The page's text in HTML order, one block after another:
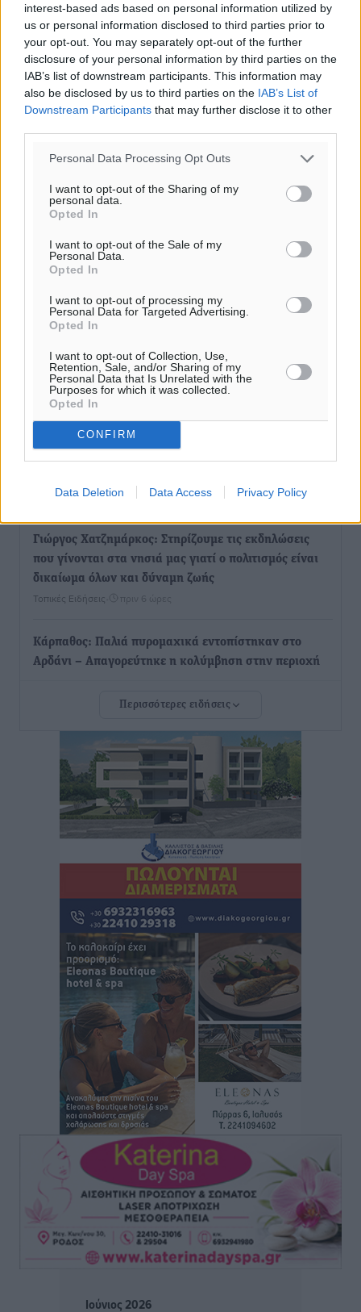
interest-based ads based on personal information utilized by
us or personal information disclosed to third parties prior to
your opt-out. You may separately opt-out of the further
disclosure of your personal information by third parties on the
IAB’s list of downstream participants. This information may
also be disclosed by us to third parties on the IAB’s List of
Downstream Participants that may further disclose it to other
Personal Data Processing Opt Outs
I want to opt-out of the Sharing of my
personal data.
Opted In
I want to opt-out of the Sale of my
Personal Data.
Opted In
I want to opt-out of processing my
Personal Data for Targeted Advertising.
Opted In
I want to opt-out of Collection, Use,
Retention, Sale, and/or Sharing of my
Personal Data that Is Unrelated with the
Purposes for which it was collected.
Opted In
CONFIRM
Data Deletion Data Access Privacy Policy
Ροή ειδήσεων
Έφυγε από τη ζωή ο επί σειρά ετών εφημέριος στον
ιερό Ναό του Αγίου Νικολάου Παστίδας Μιχαήλ
Καψάλης
Αποκαλυπτήρια για την «Ατζέντα 2030» από το βήμα
Ειδήσεις• πριν 4 ώρες
Από την παράδοση της Ρόδου στα ερευνητικά
εργαστήρια: Το μελεκούνι αποκτά διεθνές
επιστημονικό ενδιαφέρον
Πολιτιστικά
Τοπικές Ειδήσεις• πριν 5 ώρες
Γιώργος Χατζημάρκος: Στηρίζουμε τις εκδηλώσεις
που γίνονται στα νησιά μας γιατί ο πολιτισμός είναι
δικαίωμα όλων και δύναμη ζωής
Τοπικές Ειδήσεις πριν 6 ώρες
Κάρπαθος: Παλιά πυρομαχικά εντοπίστηκαν στο
Αρδάνι – Απαγορεύτηκε η κολύμβηση στην περιοχή
εφησυχασμού» – Σε πλήρη ετοιμότητα ο μηχανισμός
Ειδήσεις• πριν 7 ώρες
Καιρός: Επιμένουν οι υψηλές θερμοκρασίες – Ισχυρά
μελτέμια έως 9 μποφόρ, σε «Red Code» 6 περιοχές
πριν 7 ώρες
Τα φοιτητικά ενοίκια «τινάζουν στον αέρα» τους
οικογενειακούς προϋπολογισμούς
πριν 8 ώρες
Δύο νέοι ξενώνες παραδόθηκαν στις Ένοπλες
Δυνάμεις στη νήσο Ρω
Τοπικές Ειδήσεις• πριν 8 ώρες
Συνεχίζεται η έξοδος του Αυγούστου – Πάνω από
34.000 αναχωρούν σήμερα μόνο από τον Πειραιά
Ειδήσεις• πριν 8 ώρες
Μόνιμες θέσεις στους παιδικούς σταθμούς: Οι
προϋποθέσεις, η 24μηνη εμπειρία και οι προθεσμίες
για τους δήμους
Τοπικές Ειδήσεις• πριν 8 ώρες
Δεύτερη πηγή εισοδήματος για τους επαγγελματίες
ψαράδες ο αλιευτικός τουρισμός
Περισσότερες ειδήσεις
Ιούνιος 2026